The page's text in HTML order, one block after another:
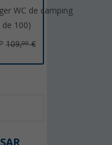
WC de camping
de 100)
109,00€